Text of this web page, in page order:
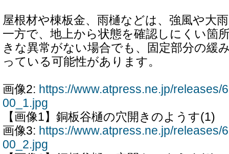
屋根材や棟板金、雨樋などは、強風や大
一方で、地上から状態を確認しにくい箇
きな異常がない場合でも、固定部分の緩
っている可能性があります。
画像2: https://www.atpress.ne.jp/releases/
00_1.jpg
【画像1】銅板谷樋の穴開きのようす(1)
画像3: https://www.atpress.ne.jp/releases/
00_2.jpg